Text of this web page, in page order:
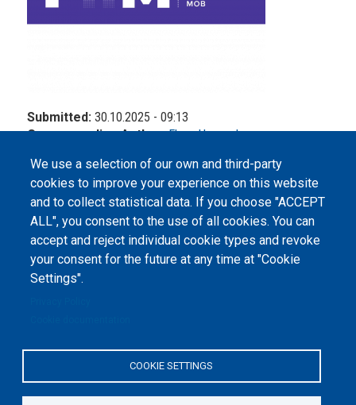
Submitted: 30.10.2025 - 09:13
Corresponding Author:Elena Harmash
We use a selection of our own and third-party
cookies to improve your experience on this website
and to collect statistical data. If you choose "ACCEPT
ALL", you consent to the use of all cookies. You can
accept and reject individual cookie types and revoke
your consent for the future at any time at "Cookie
Settings".
COOKIE SETTINGS
Peers International, the open peer review platfrom,
2023-2026. |Cookie Settings.
The website content is published under
"Peers International" was
Programme of the European Union within the OPTIMA project (618940-EPP-